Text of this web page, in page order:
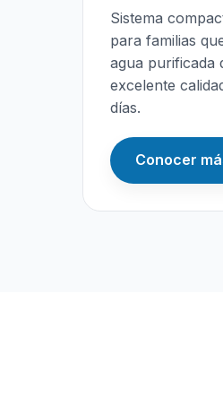
Sistema
para familias
agua purificada
excelente
días.
Conocer